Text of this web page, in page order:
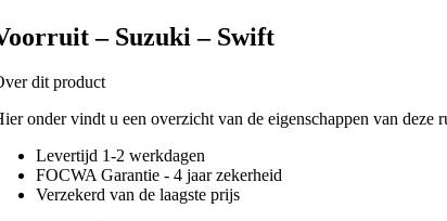
– Suzuki – Swift
dit product
onder vindt u een overzicht van de eigenschappen van
Levertijd 1-2 werkdagen
FOCWA Garantie - 4 jaar zekerheid
Verzekerd van de laagste prijs